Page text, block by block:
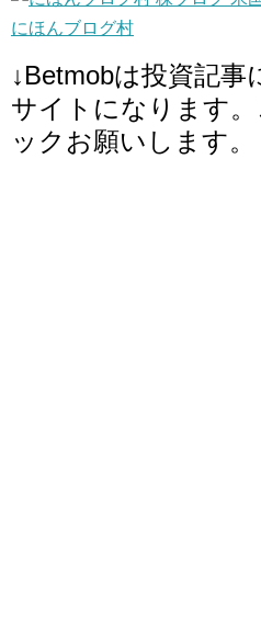
にほんブログ村
↓Betmobは投資記
サイトになります
ックお願いします。